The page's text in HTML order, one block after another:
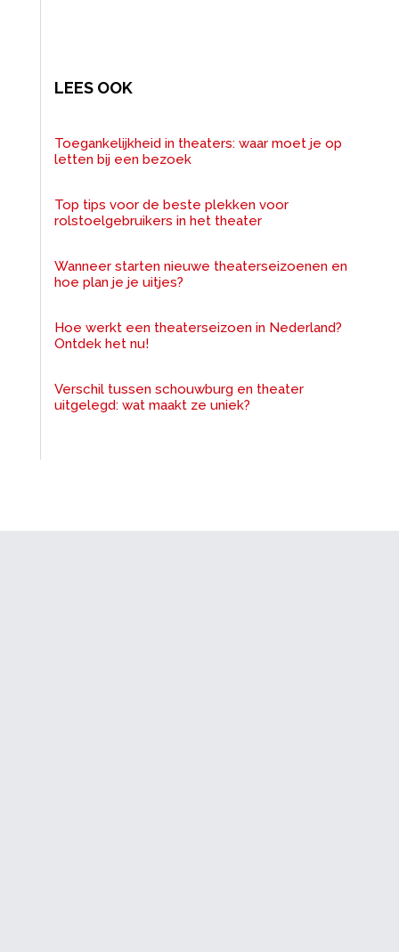
LEES OOK
Toegankelijkheid in theaters: waar moet je op
letten bij een bezoek
Top tips voor de beste plekken voor
rolstoelgebruikers in het theater
Wanneer starten nieuwe theaterseizoenen en
hoe plan je je uitjes?
Hoe werkt een theaterseizoen in Nederland?
Ontdek het nu!
Verschil tussen schouwburg en theater
uitgelegd: wat maakt ze uniek?